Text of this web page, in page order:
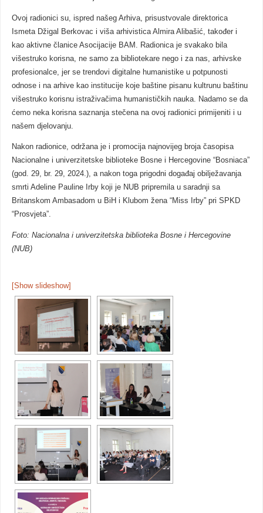
Ovoj radionici su, ispred našeg Arhiva, prisustvovale direktorica
Ismeta Džigal Berkovac i viša arhivistica Almira Alibašić, također i
kao aktivne članice Asocijacije BAM. Radionica je svakako bila
višestruko korisna, ne samo za bibliotekare nego i za nas, arhivske
profesionalce, jer se trendovi digitalne humanistike u potpunosti
odnose i na arhive kao institucije koje baštine pisanu kultrunu baštinu
višestruko korisnu istraživačima humanističkih nauka. Nadamo se da
ćemo neka korisna saznanja stečena na ovoj radionici primijeniti i u
našem djelovanju.
Nakon radionice, održana je i promocija najnovijeg broja časopisa
Nacionalne i univerzitetske biblioteke Bosne i Hercegovine “Bosniaca”
(god. 29, br. 29, 2024.), a nakon toga prigodni događaj obilježavanja
smrti Adeline Pauline Irby koji je NUB pripremila u saradnji sa
Britanskom Ambasadom u BiH i Klubom žena “Miss Irby” pri SPKD
“Prosvjeta”.
Foto: Nacionalna i univerzitetska biblioteka Bosne i Hercegovine
(NUB)
[Show slideshow]